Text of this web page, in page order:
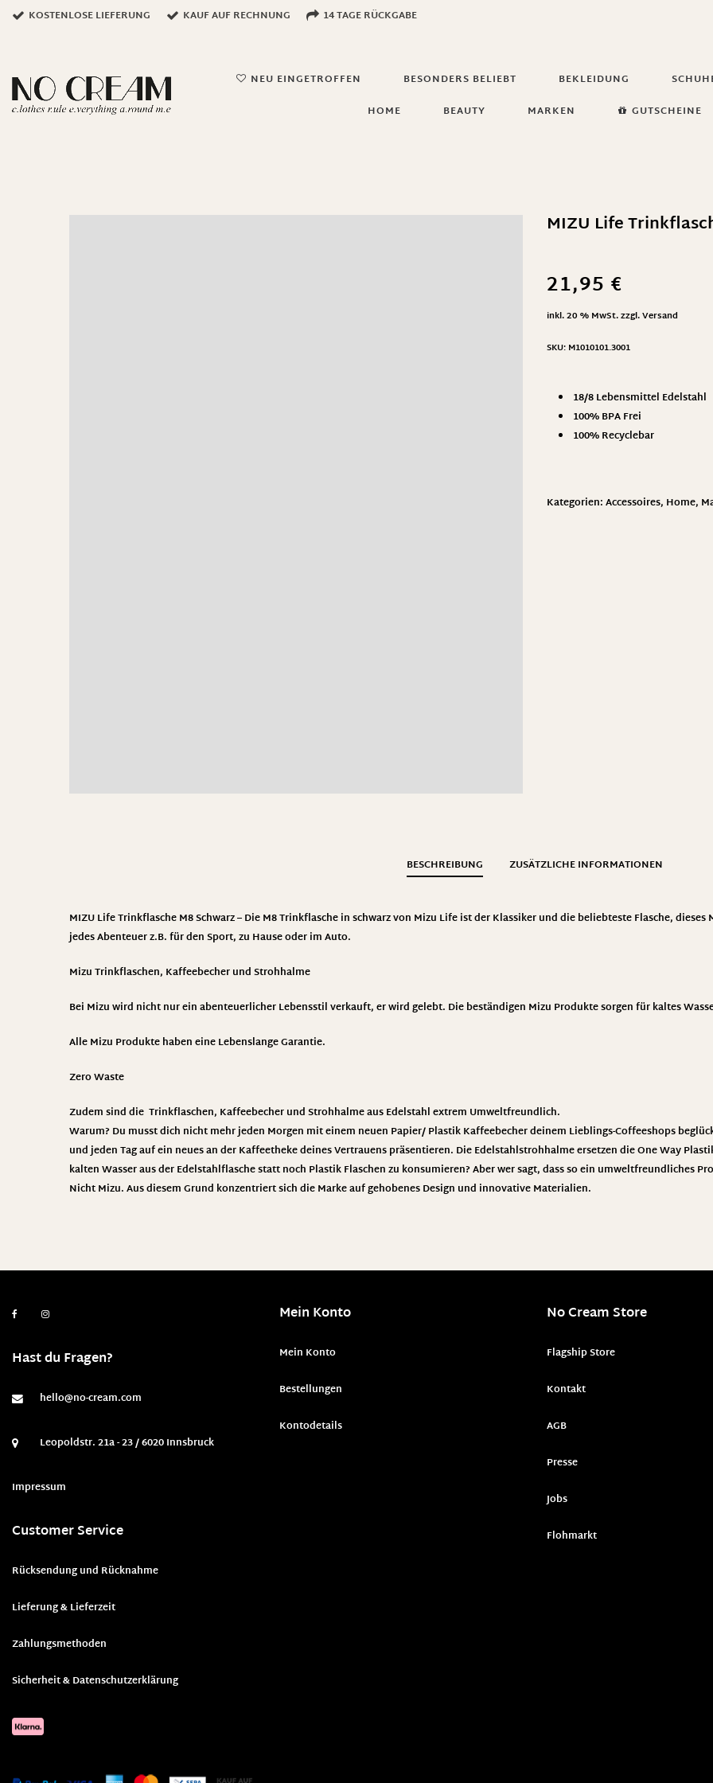
KOSTENLOSE LIEFERUNG KAUF AUF RECHNUNG 14 TAGE RÜCKGABE
NEU EINGETROFFEN BESONDERS BELIEBT BEKLEIDUNG
HOME
BEAUTY MARKEN GUTSCHEINE
MIZU Life
21,95 €
inkl. 20 % MwSt.zzgl.Versand
SKU: M1010101.3001
18/8 Lebensmittel Edelstahl
100% BPA Frei
100% Recyclebar
Kategorien:Accessoires, Home,
BESCHREIBUNG ZUSÄTZLICHE INFORMATIONEN
MIZU Life Trinkflasche M8 Schwarz – Die M8 Trinkflasche in schwarz von Mizu Life ist der Klassiker und die beliebteste Flasche,
jedes Abenteuer z.B. für den Sport, zu Hause oder im Auto.
MizuTrinkflaschen, Kaffeebecher und Strohhalme
Bei Mizu wird nicht nur ein abenteuerlicher Lebensstil verkauft, er wird gelebt. Die beständigen Mizu Produkte sorgen für kaltes
Alle Mizu Produkte haben eine Lebenslange Garantie.
Zero Waste
Zudem sind die Trinkflaschen, Kaffeebecher und Strohhalme aus Edelstahl extrem Umweltfreundlich.
Warum? Du musst dich nicht mehr jeden Morgen mit einem neuen Papier/ Plastik Kaffeebecher deinem Lieblings-Coffeeshops
und jeden Tag auf ein neues an der Kaffeetheke deines Vertrauens präsentieren. Die Edelstahlstrohhalme ersetzen die One Way
kalten Wasser aus der Edelstahlflasche statt noch Plastik Flaschen zu konsumieren? Aber wer sagt, dass so ein umweltfreundliches
Nicht Mizu. Aus diesem Grund konzentriert sich die Marke auf gehobenes Design und innovative Materialien.
Hast du Fragen?
hello@no-cream.com
Leopoldstr. 21a - 23 / 6020 Innsbruck
Impressum
Customer Service
Rücksendung und Rücknahme
Lieferung & Lieferzeit
Zahlungsmethoden
Sicherheit & Datenschutzerklärung
Mein Konto
Mein Konto
Bestellungen
Kontodetails
No Cream Store
Flagship Store
Kontakt
AGB
Presse
Jobs
Flohmarkt